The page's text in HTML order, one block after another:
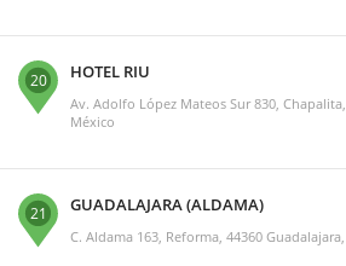
20 HOTEL RIU
Av. Adolfo López Mateos Sur 830,
México
21 GUADALAJARA (ALDAMA)
C. Aldama 163, Reforma, 44360